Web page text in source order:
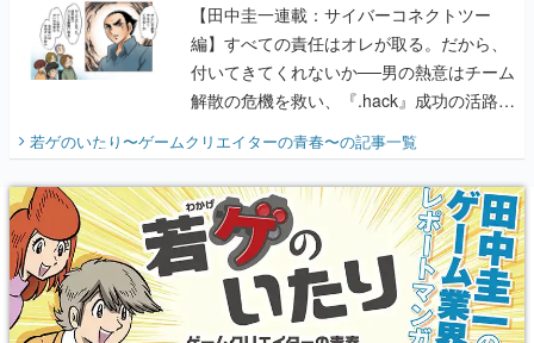
【田中圭一連載：サイバーコネクトツー
編】すべての責任はオレが取る。だから、
付いてきてくれないか──男の熱意はチーム
解散の危機を救い、『.hack』成功の活路を
『少年ジャンプ』色だった【若ゲのいた
り】
若ゲのいたり〜ゲームクリエイターの青春〜の記事一覧